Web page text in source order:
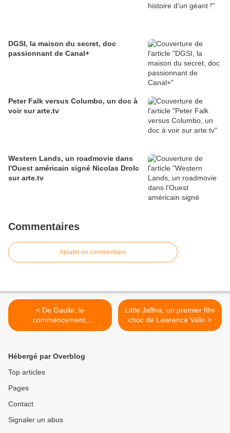
DGSI, la maison du secret, doc
passionnant de Canal+
Peter Falk versus Columbo, un doc à
voir sur arte.tv
Western Lands, un roadmovie dans
l'Ouest américain signé Nicolas Drolc
sur arte.tv
Commentaires
Ajouter un commentaire
< De Gaulle, le
commencement,
passionante docu-fiction sur
Little Jaffna, un premier film
choc de Lawrence Valin >
Hébergé par Overblog
Top articles
Pages
Contact
Signaler un abus